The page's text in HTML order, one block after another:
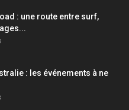
: une route entre surf,
: les événements à ne